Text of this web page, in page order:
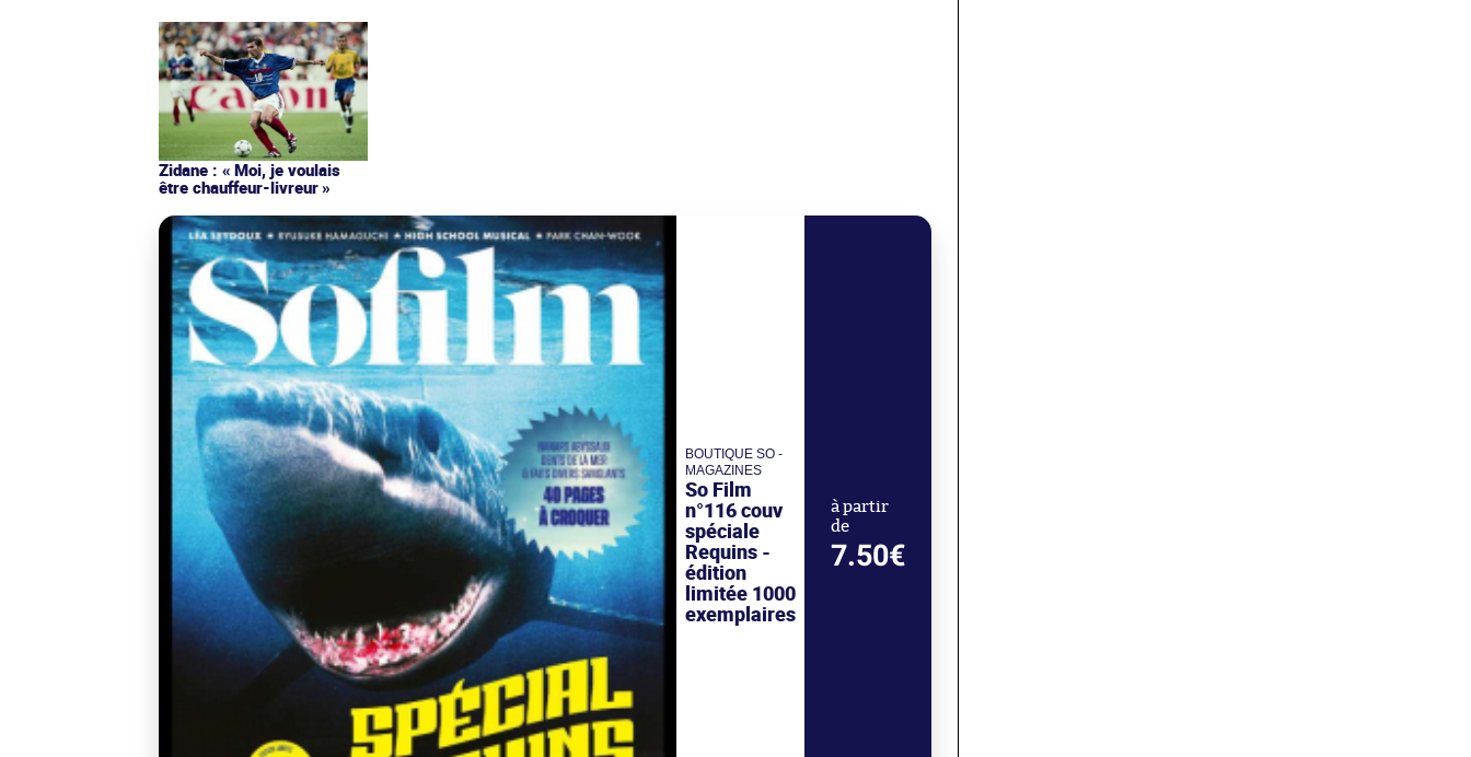
Zidane : « Moi, je voulais
être chauffeur-livreur »
BOUTIQUE SO -
MAGAZINES
So Film
n°116 couv
spéciale
Requins -
édition
limitée 1000
exemplaires
à partir
de
7.50€